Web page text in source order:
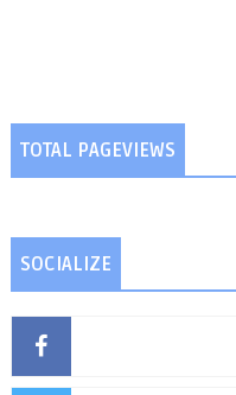
TOTAL PAGEVIEWS
SOCIALIZE